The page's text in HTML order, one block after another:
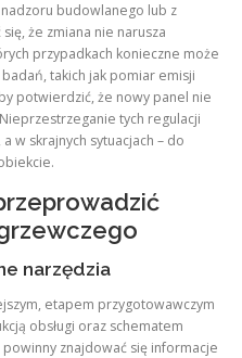
budowlanego lub z
że zmiana nie narusza
przypadkach konieczne może
takich jak pomiar emisji
potwierdzić, że nowy panel nie
tych regulacji
w skrajnych sytuacjach – do
narzędzia
etapem przygotowawczym
obsługi oraz schematem
znajdować się informacje